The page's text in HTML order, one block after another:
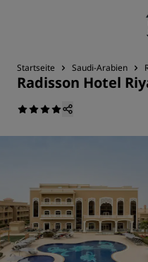
Startseite Saudi-Arabien
Radisson Hotel